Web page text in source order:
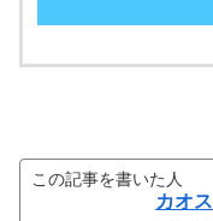
この記事を書いた人
カオス